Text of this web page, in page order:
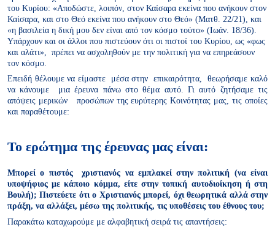
του Κυρίου: «Αποδώστε, λοιπόν, στον Καίσαρα εκείνα που ανήκουν στον
Καίσαρα, και στο Θεό εκείνα που ανήκουν στο Θεό» (Ματθ. 22/21), και
«η βασιλεία η δική μου δεν είναι από τον κόσμο τούτο» (Ιωάν. 18/36).
Υπάρχουν και οι άλλοι που πιστεύουν ότι οι πιστοί του Κυρίου, ως «φως
και αλάτι», πρέπει να ασχοληθούν με την πολιτική για να επηρεάσουν
τον κόσμο.
Επειδή θέλουμε να είμαστε μέσα στην επικαιρότητα, θεωρήσαμε καλό
να κάνουμε μια έρευνα πάνω στο θέμα αυτό. Γι αυτό ζητήσαμε τις
απόψεις μερικών προσώπων της ευρύτερης Κοινότητας μας, τις οποίες
και παραθέτουμε:
Το ερώτημα της έρευνας μας είναι:
Μπορεί ο πιστός χριστιανός να εμπλακεί στην πολιτική (να είναι
υποψήφιος με κάποιο κόμμα, είτε στην τοπική αυτοδιοίκηση ή στη
Βουλή); Πιστεύετε ότι ο Χριστιανός μπορεί, όχι θεωρητικά αλλά στην
πράξη, να αλλάξει, μέσω της πολιτικής, τις υποθέσεις του έθνους του;
Παρακάτω καταχωρούμε με αλφαβητική σειρά τις απαντήσεις: